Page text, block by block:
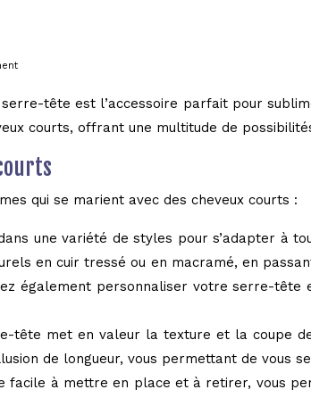
tête est l’accessoire parfait pour
courts, offrant une multitude de
qui se marient avec des cheveux courts :
une variété de styles pour s’adapter à
en cuir tressé ou en macramé, en
également personnaliser votre serre-tête
tête met en valeur la texture et la coupe
de longueur, vous permettant de vous
facile à mettre en place et à retirer, vous